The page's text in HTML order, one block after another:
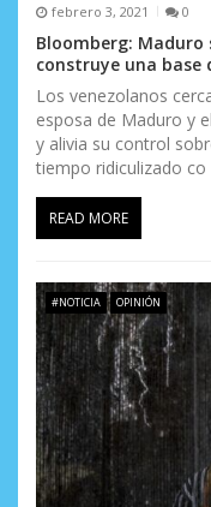
a
s
febrero 3, 2021 0
Bloomberg: Maduro
construye una
Los venezolanos
esposa de Maduro y
y alivia su control
tiempo ridiculizado co
READ MORE
#NOTICIA OPINIÓN